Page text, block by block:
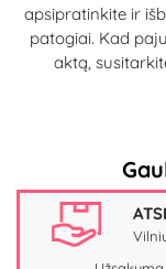
apsipratinkite ir
patogiai. Kad
aktą,